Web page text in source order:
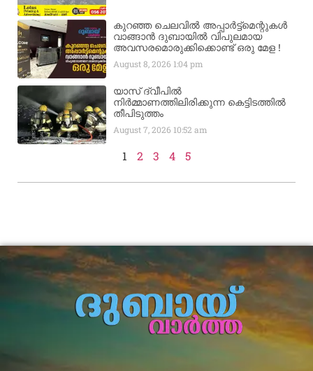
കുറഞ്ഞ ചെലവിൽ അപ്പാർട്ട്മെന്റുകൾ
വാങ്ങാൻ ദുബായിൽ വിപുലമായ
അവസരമൊരുക്കിക്കൊണ്ട് ഒരു മേള !
August 8, 2026 1:04 pm
യാസ് ദ്വീപിൽ
നിർമ്മാണത്തിലിരിക്കുന്ന കെട്ടിടത്തിൽ
തീപിടുത്തം
August 7, 2026 10:52 am
1 2 3 4 5